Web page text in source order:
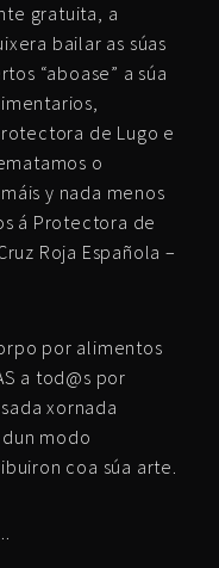
gratuita, a
bailar as súas
“aboase” a súa
de Lugo e
o
y nada menos
á Protectora de
Roja Española –
por alimentos
a tod@s por
xornada
modo
coa súa arte.